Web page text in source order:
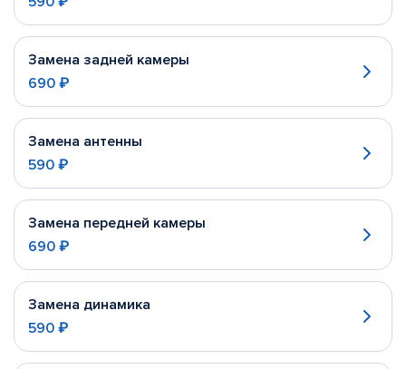
Замена задней камеры
690 ₽
Замена антенны
590 ₽
Замена передней камеры
690 ₽
Замена динамика
590 ₽